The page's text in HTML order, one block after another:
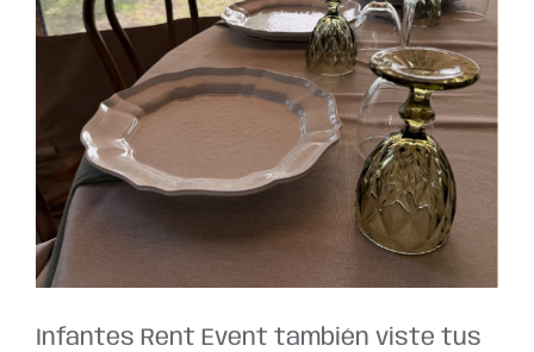
Infantes Rent Event también viste tus